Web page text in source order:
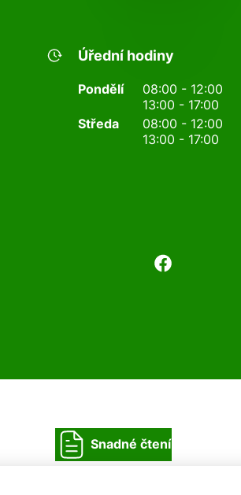
Úřední hodiny
Pondělí
08:00 - 12:00
13:00 - 17:00
Středa
08:00 - 12:00
13:00 - 17:00
Snadné čtení